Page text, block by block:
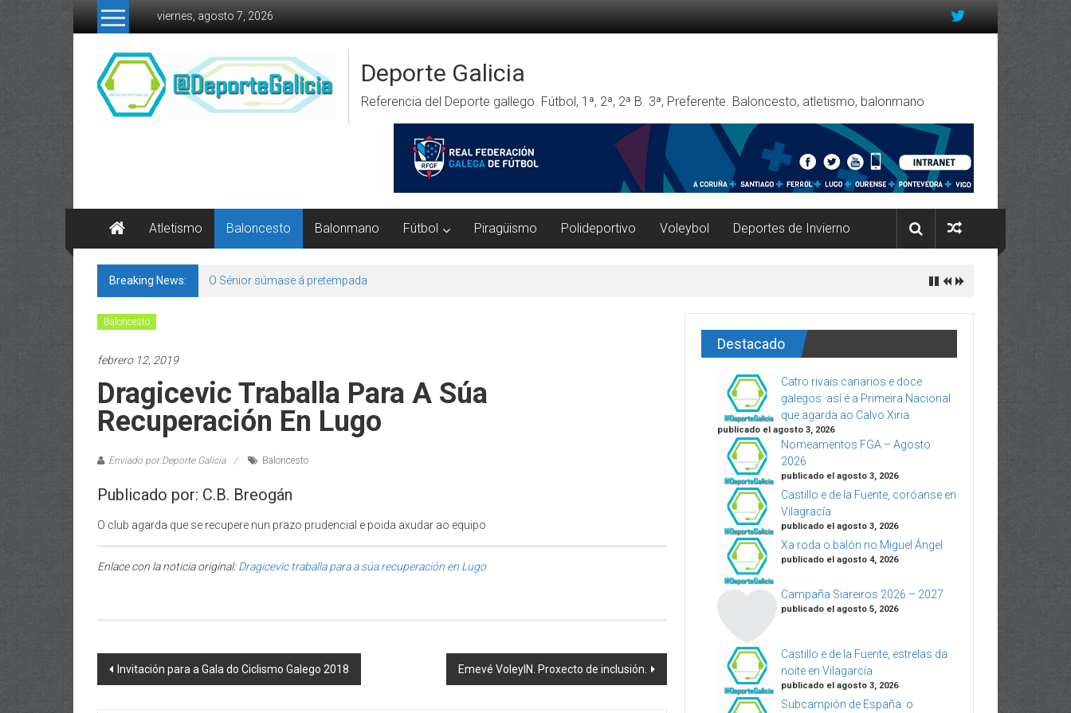
Skip to content
viernes, agosto 7, 2026
Deporte Galicia
Referencia del Deporte gallego. Fútbol, 1ª, 2ª, 2ª B. 3ª, Preferente. Baloncesto, atletismo, balonmano
Atletismo Baloncesto Balonmano Fútbol Piragüismo Polideportivo Voleybol Deportes de Invierno
Breaking News: O Sénior súmase á pretempada
Baloncesto
febrero 12, 2019
Dragicevic Traballa Para A Súa
Recuperación En Lugo
Enviado por:Deporte Galicia Baloncesto
Publicado por: C.B. Breogán
O club agarda que se recupere nun prazo prudencial e poida axudar ao equipo
Enlace con la noticia original:Dragicevic traballa para a súa recuperación en Lugo
Post navigation
Invitación para a Gala do Ciclismo Galego 2018 Emevé VoleyIN. Proxecto de inclusión.
Destacado
Catro rivais canarios e doce
galegos: así é a Primeira Nacional
que agarda ao Calvo Xiria
publicado el agosto 3, 2026
Nomeamentos FGA – Agosto
2026
publicado el agosto 3, 2026
Castillo e de la Fuente, coróanse en
Vilagracía
publicado el agosto 3, 2026
Xa roda o balón no Miguel Ángel
publicado el agosto 4, 2026
Campaña Siareiros 2026 – 2027
publicado el agosto 5, 2026
Castillo e de la Fuente, estrelas da
noite en Vilagarcía
publicado el agosto 3, 2026
Subcampión de España: o